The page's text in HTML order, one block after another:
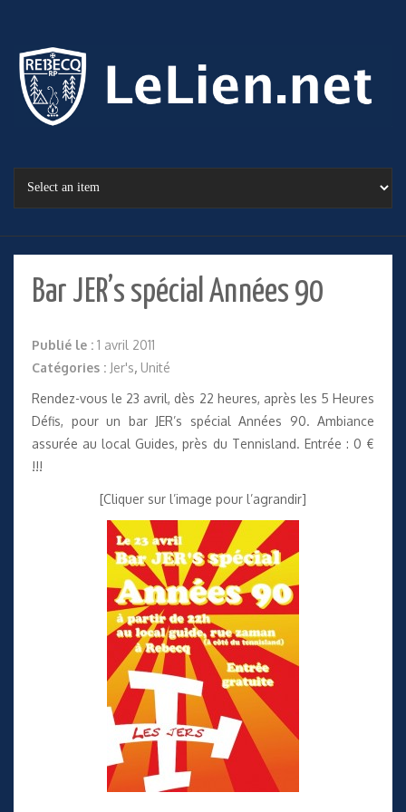
Bar JER’s spécial Années 90
Publié le : 1 avril 2011
Catégories : Jer's, Unité
Rendez-vous le 23 avril, dès 22 heures, après les 5 Heures
Défis, pour un bar JER’s spécial Années 90. Ambiance
assurée au local Guides, près du Tennisland. Entrée : 0 €
!!!
[Cliquer sur l’image pour l’agrandir]